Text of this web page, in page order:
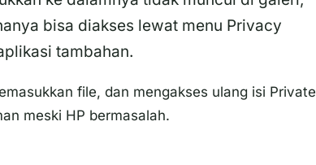
bisa diakses lewat menu Privacy
tambahan.
file, dan mengakses ulang isi Private
meski HP bermasalah.